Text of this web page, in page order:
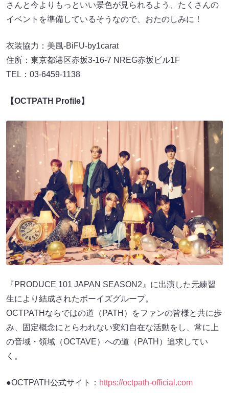
さんと今よりもっといい景色が見られるよう、たくさんの
イベントを準備しているそうなので、おたのしみに！
衣装協力：美風-BiFU-by1carat
住所：東京都港区赤坂3-16-7 NREG赤坂ビル1F
TEL：03-6459-1138
【OCTPATH Profile】
『PRODUCE 101 JAPAN SEASON2』に出演した元練習
生により結成されたボーイズグループ。
OCTPATHならではの道（PATH）をファンの皆様と共に歩
み、固定概念にとらわれない変幻自在な活動をし、常に上
の音域・領域（OCTAVE）への道（PATH）追求してい
く。
●OCTPATH公式サイト： https://octpath-official.com